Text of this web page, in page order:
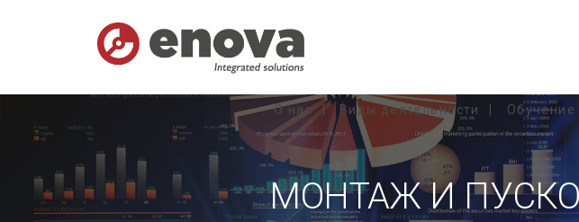
О нас Виды деятельности Обучение
МОНТАЖ И